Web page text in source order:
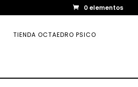
0 elementos
TIENDA OCTAEDRO PSICO